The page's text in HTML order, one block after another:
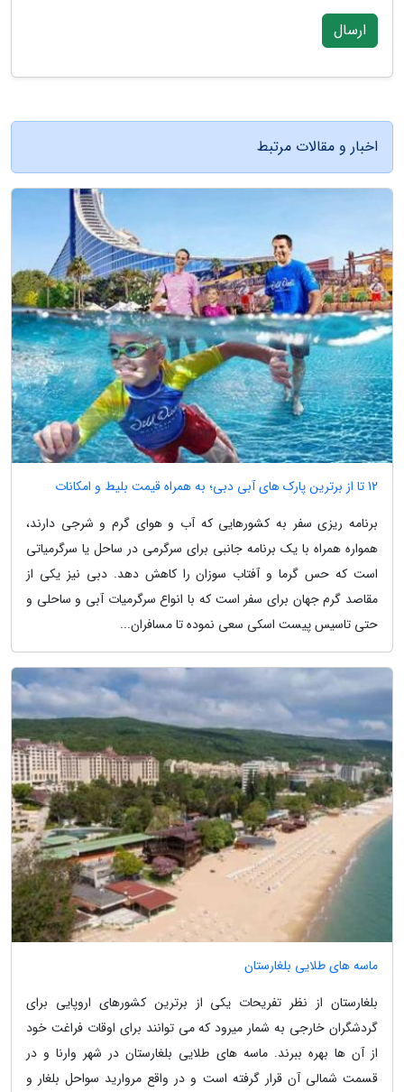
ارسال
اخبار و مقالات مرتبط
12 تا از برترین پارک های آبی دبی؛ به همراه قیمت بلیط و امکانات
برنامه ریزی سفر به کشورهایی که آب و هوای گرم و شرجی دارند،
همواره همراه با یک برنامه جانبی برای سرگرمی در ساحل یا سرگرمیاتی
است که حس گرما و آفتاب سوزان را کاهش دهد. دبی نیز یکی از
مقاصد گرم جهان برای سفر است که با انواع سرگرمیات آبی و ساحلی و
حتی تاسیس پیست اسکی سعی نموده تا مسافران...
ماسه های طلایی بلغارستان
بلغارستان از نظر تفریحات یکی از برترین کشورهای اروپایی برای
گردشگران خارجی به شمار میرود که می توانند برای اوقات فراغت خود
از آن ها بهره ببرند. ماسه های طلایی بلغارستان در شهر وارنا و در
قسمت شمالی آن قرار گرفته است و در واقع مروارید سواحل بلغار و